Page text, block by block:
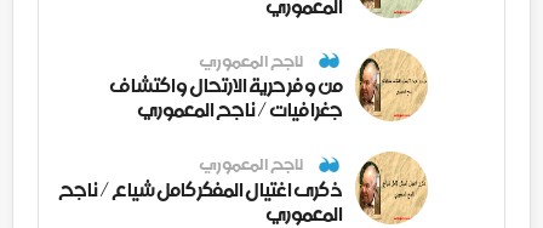
المعموري
ناجح المعموري
من وفر حرية الارتحال واكتشاف
جغرافيات / ناجح المعموري
ناجح المعموري
ذكرى اغتيال المفكر كامل شياع / ناجح
المعموري